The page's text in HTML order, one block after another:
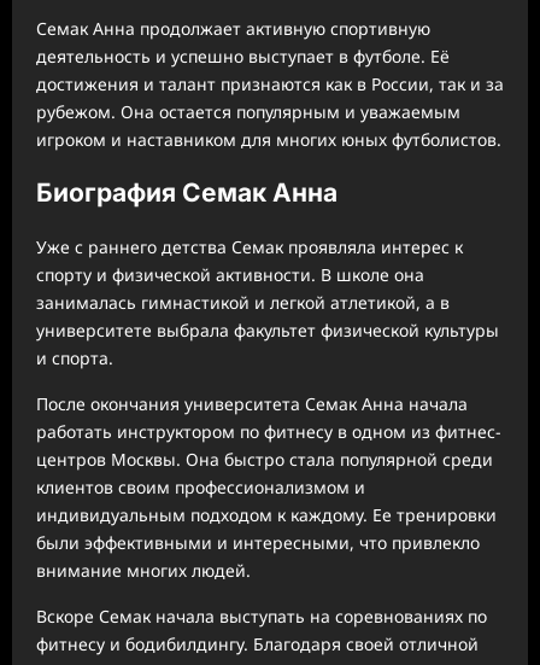
Семак Анна продолжает активную спортивную
деятельность и успешно выступает в футболе. Её
достижения и талант признаются как в России, так и за
рубежом. Она остается популярным и уважаемым
игроком и наставником для многих юных футболистов.
Биография Семак Анна
Уже с раннего детства Семак проявляла интерес к
спорту и физической активности. В школе она
занималась гимнастикой и легкой атлетикой, а в
университете выбрала факультет физической культуры
и спорта.
После окончания университета Семак Анна начала
работать инструктором по фитнесу в одном из фитнес-
центров Москвы. Она быстро стала популярной среди
клиентов своим профессионализмом и
индивидуальным подходом к каждому. Ее тренировки
были эффективными и интересными, что привлекло
внимание многих людей.
Вскоре Семак начала выступать на соревнованиях по
фитнесу и бодибилдингу. Благодаря своей отличной